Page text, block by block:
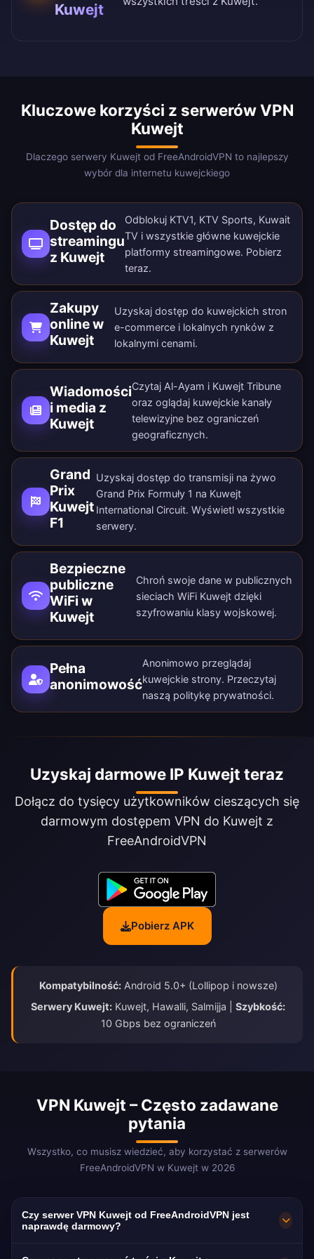
Kuwejt
Kluczowe korzyści z serwerów VPN
Kuwejt
Dlaczego serwery Kuwejt od FreeAndroidVPN to najlepszy
wybór dla internetu kuwejckiego
Dostęp do
streamingu
z Kuwejt
Odblokuj KTV1, KTV Sports, Kuwait
TV i wszystkie główne kuwejckie
platformy streamingowe. Pobierz
teraz.
Zakupy
online w
Kuwejt
Uzyskaj dostęp do kuwejckich stron
e-commerce i lokalnych rynków z
lokalnymi cenami.
Wiadomości
i media z
Kuwejt
Czytaj Al-Ayam i Kuwejt Tribune
oraz oglądaj kuwejckie kanały
telewizyjne bez ograniczeń
geograficznych.
Grand
Prix
Kuwejt
F1
Uzyskaj dostęp do transmisji na żywo
Grand Prix Formuły 1 na Kuwejt
International Circuit. Wyświetl wszystkie
serwery.
Bezpieczne
publiczne
WiFi w
Kuwejt
Chroń swoje dane w publicznych
sieciach WiFi Kuwejt dzięki
szyfrowaniu klasy wojskowej.
Pełna
anonimowość
Anonimowo przeglądaj
kuwejckie strony. Przeczytaj
naszą politykę prywatności.
Uzyskaj darmowe IP Kuwejt teraz
Dołącz do tysięcy użytkowników cieszących się
darmowym dostępem VPN do Kuwejt z
FreeAndroidVPN
Pobierz APK
Kompatybilność:Android 5.0+ (Lollipop i nowsze)
Serwery Kuwejt: Kuwejt, Hawalli, Salmijja | Szybkość:
10 Gbps bez ograniczeń
VPN Kuwejt – Często zadawane
pytania
Wszystko, co musisz wiedzieć, aby korzystać z serwerów
FreeAndroidVPN w Kuwejt w 2026
Czy serwer VPN Kuwejt od FreeAndroidVPN jest
naprawdę darmowy?
Tak! Serwery VPN Kuwejt od FreeAndroidVPN